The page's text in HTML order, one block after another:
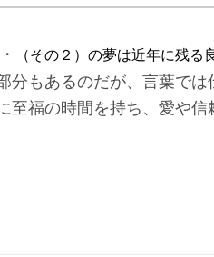
（その２）の夢は近年に残る
分もあるのだが、言葉で
至福の時間を持ち、愛や